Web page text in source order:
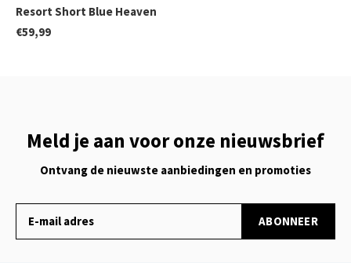
Resort Short Blue Heaven
€59,99
Meld je aan voor onze nieuwsbrief
Ontvang de nieuwste aanbiedingen en promoties
ABONNEER